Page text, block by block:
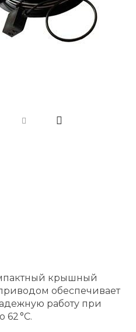
крышный
обеспечивает
работу при
62 °C.